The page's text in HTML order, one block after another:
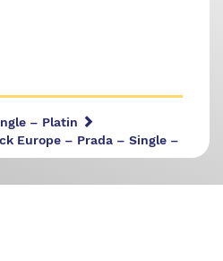
– Platin
Europe – Prada – Single –